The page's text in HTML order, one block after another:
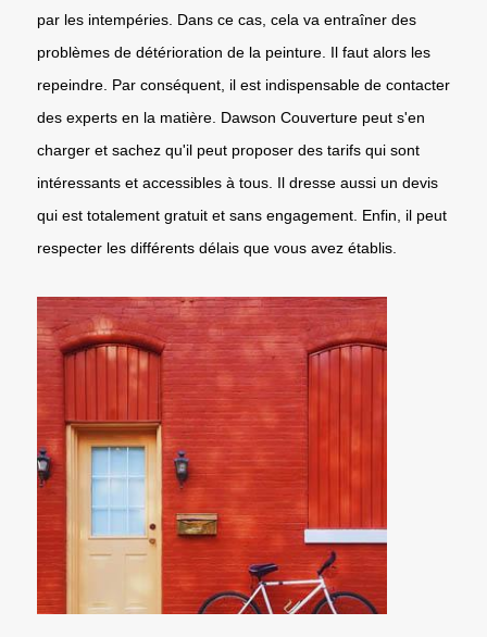
par les intempéries. Dans ce cas, cela va entraîner des
problèmes de détérioration de la peinture. Il faut alors les
repeindre. Par conséquent, il est indispensable de contacter
des experts en la matière. Dawson Couverture peut s'en
charger et sachez qu'il peut proposer des tarifs qui sont
intéressants et accessibles à tous. Il dresse aussi un devis
qui est totalement gratuit et sans engagement. Enfin, il peut
respecter les différents délais que vous avez établis.